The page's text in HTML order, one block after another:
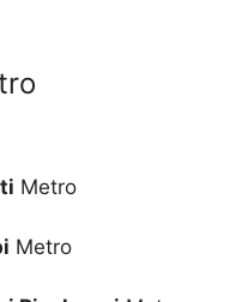
Metro
Metro